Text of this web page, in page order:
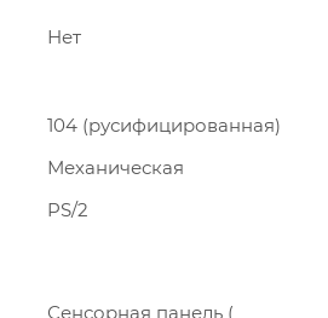
Нет
104 (русифицированная)
Механическая
PS/2
Сенсорная панель (